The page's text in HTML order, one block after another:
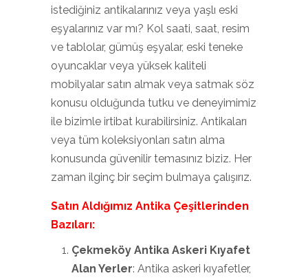
istediğiniz antikalarınız veya yaşlı eski
eşyalarınız var mı? Kol saati, saat, resim
ve tablolar, gümüş eşyalar, eski teneke
oyuncaklar veya yüksek kaliteli
mobilyalar satın almak veya satmak söz
konusu olduğunda tutku ve deneyimimiz
ile bizimle irtibat kurabilirsiniz. Antikaları
veya tüm koleksiyonları satın alma
konusunda güvenilir temasınız biziz. Her
zaman ilginç bir seçim bulmaya çalışırız.
Satın Aldığımız Antika Çeşitlerinden
Bazıları:
Çekmeköy Antika Askeri Kıyafet
Alan Yerler: Antika askeri kıyafetler,